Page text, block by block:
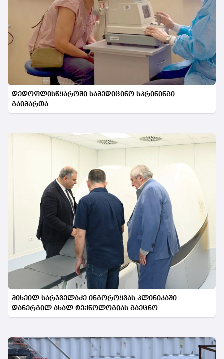
დედოფლისწყაროში სამედიცინო სკრინინგი
გაიმართა
მიხეილ სარჯველაძე ინგოროყვას კლინიკაში
დანერგილ ახალ ტექნოლოგიას გაეცნო